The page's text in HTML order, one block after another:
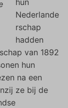
hun
Nederlande
rschap
hadden
van 1892
hun
na een
ze bij de